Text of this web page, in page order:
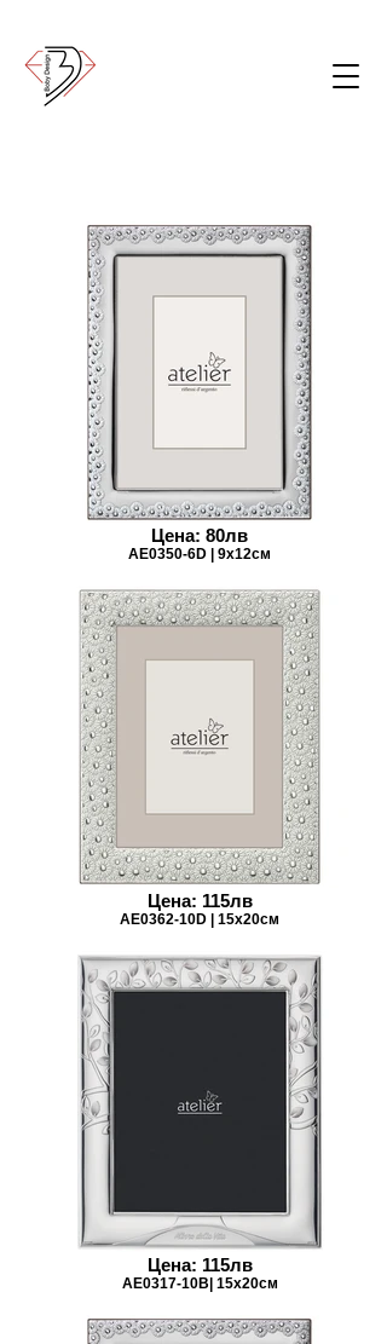
Цена: 80лв
AE0350-6D | 9x12см
Цена: 115лв
AE0362-10D | 15x20см
Цена: 115лв
AE0317-10B| 15x20см